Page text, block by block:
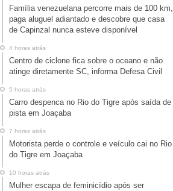
Família venezuelana percorre mais de 100 km,
paga aluguel adiantado e descobre que casa
de Capinzal nunca esteve disponível
4 horas atrás
Centro de ciclone fica sobre o oceano e não
atinge diretamente SC, informa Defesa Civil
5 horas atrás
Carro despenca no Rio do Tigre após saída de
pista em Joaçaba
7 horas atrás
Motorista perde o controle e veículo cai no Rio
do Tigre em Joaçaba
10 horas atrás
Mulher escapa de feminicídio após ser